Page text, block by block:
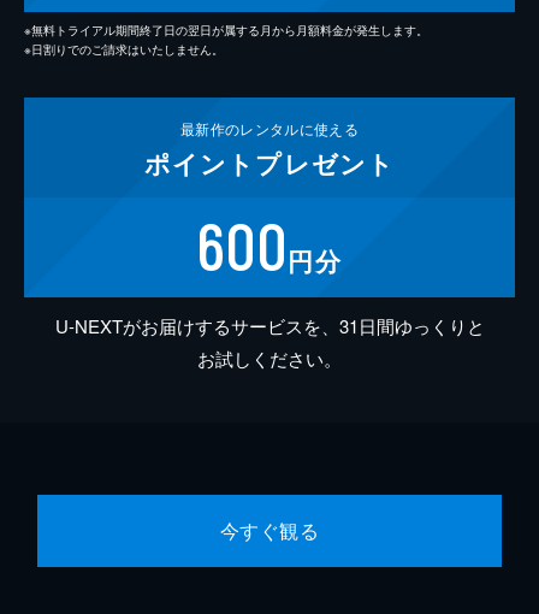
※無料トライアル期間終了日の翌日が属する月から月額料金が発生します。
※日割りでのご請求はいたしません。
最新作のレンタルに使える
ポイント プレゼント
600円分
U-NEXTがお届けするサービスを、31日間ゆっくりと
お試しください。
今すぐ観る